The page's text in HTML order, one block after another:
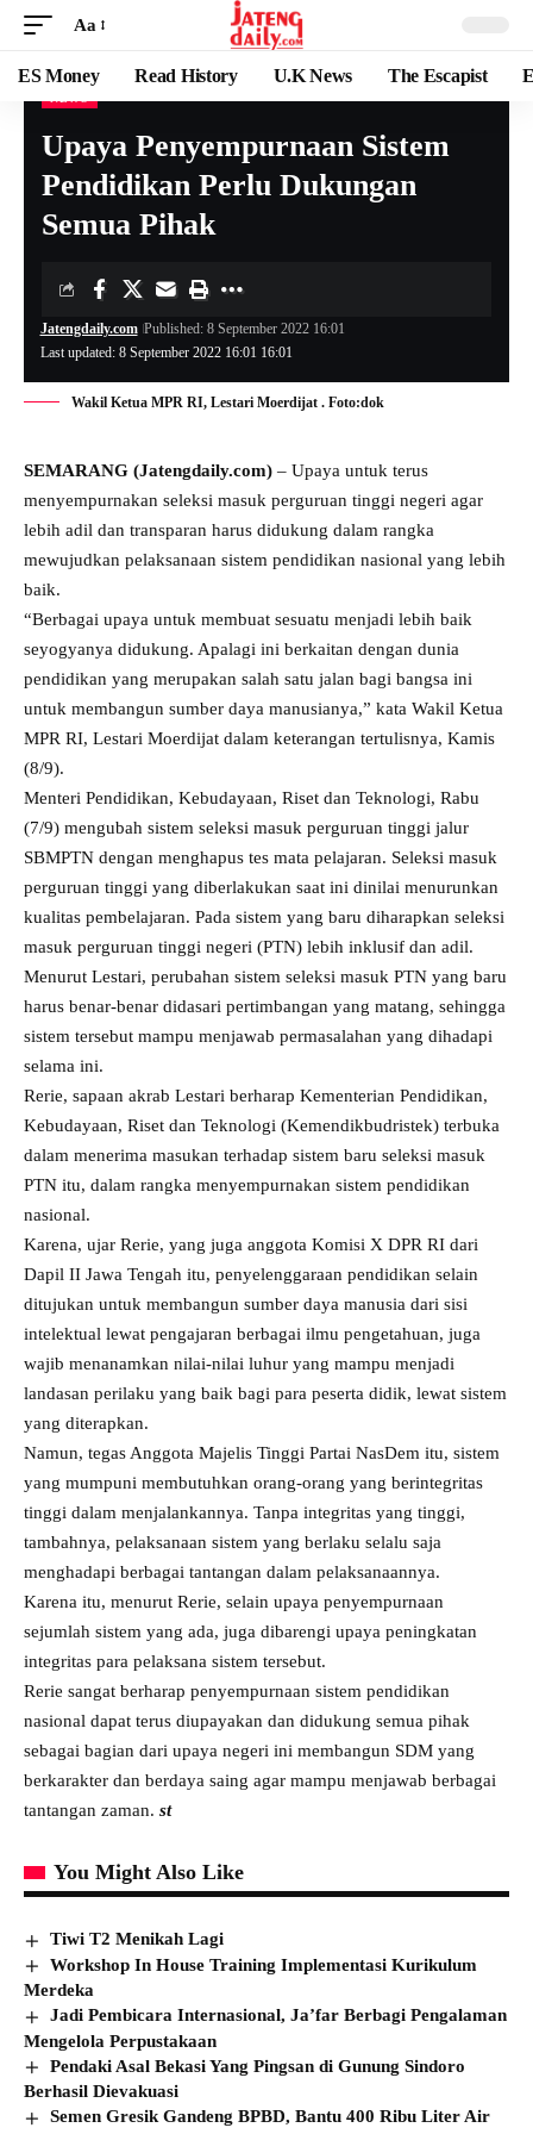
Aa
ES Money Read History U.K News The Escapist
Upaya Penyempurnaan Sistem
Pendidikan Perlu Dukungan
Semua Pihak
Last updated: 8 September 2022 16:01 16:01
Jatengdaily.com Published: 8 September 2022 16:01
Wakil Ketua MPR RI, Lestari Moerdijat . Foto:dok
SEMARANG (Jatengdaily.com) – Upaya untuk terus
menyempurnakan seleksi masuk perguruan tinggi negeri agar
lebih adil dan transparan harus didukung dalam rangka
mewujudkan pelaksanaan sistem pendidikan nasional yang lebih
baik.
“Berbagai upaya untuk membuat sesuatu menjadi lebih baik
seyogyanya didukung. Apalagi ini berkaitan dengan dunia
pendidikan yang merupakan salah satu jalan bagi bangsa ini
untuk membangun sumber daya manusianya,” kata Wakil Ketua
MPR RI, Lestari Moerdijat dalam keterangan tertulisnya, Kamis
(8/9).
Menteri Pendidikan, Kebudayaan, Riset dan Teknologi, Rabu
(7/9) mengubah sistem seleksi masuk perguruan tinggi jalur
SBMPTN dengan menghapus tes mata pelajaran. Seleksi masuk
perguruan tinggi yang diberlakukan saat ini dinilai menurunkan
kualitas pembelajaran. Pada sistem yang baru diharapkan seleksi
masuk perguruan tinggi negeri (PTN) lebih inklusif dan adil.
Menurut Lestari, perubahan sistem seleksi masuk PTN yang baru
harus benar-benar didasari pertimbangan yang matang, sehingga
sistem tersebut mampu menjawab permasalahan yang dihadapi
selama ini.
Rerie, sapaan akrab Lestari berharap Kementerian Pendidikan,
Kebudayaan, Riset dan Teknologi (Kemendikbudristek) terbuka
dalam menerima masukan terhadap sistem baru seleksi masuk
PTN itu, dalam rangka menyempurnakan sistem pendidikan
nasional.
Karena, ujar Rerie, yang juga anggota Komisi X DPR RI dari
Dapil II Jawa Tengah itu, penyelenggaraan pendidikan selain
ditujukan untuk membangun sumber daya manusia dari sisi
intelektual lewat pengajaran berbagai ilmu pengetahuan, juga
wajib menanamkan nilai-nilai luhur yang mampu menjadi
landasan perilaku yang baik bagi para peserta didik, lewat sistem
yang diterapkan.
Namun, tegas Anggota Majelis Tinggi Partai NasDem itu, sistem
yang mumpuni membutuhkan orang-orang yang berintegritas
tinggi dalam menjalankannya. Tanpa integritas yang tinggi,
tambahnya, pelaksanaan sistem yang berlaku selalu saja
menghadapi berbagai tantangan dalam pelaksanaannya.
Karena itu, menurut Rerie, selain upaya penyempurnaan
sejumlah sistem yang ada, juga dibarengi upaya peningkatan
integritas para pelaksana sistem tersebut.
Rerie sangat berharap penyempurnaan sistem pendidikan
nasional dapat terus diupayakan dan didukung semua pihak
sebagai bagian dari upaya negeri ini membangun SDM yang
berkarakter dan berdaya saing agar mampu menjawab berbagai
tantangan zaman. st
You Might Also Like
Tiwi T2 Menikah Lagi
Workshop In House Training Implementasi Kurikulum
Merdeka
Jadi Pembicara Internasional, Ja’far Berbagi Pengalaman
Mengelola Perpustakaan
Pendaki Asal Bekasi Yang Pingsan di Gunung Sindoro
Berhasil Dievakuasi
Semen Gresik Gandeng BPBD, Bantu 400 Ribu Liter Air